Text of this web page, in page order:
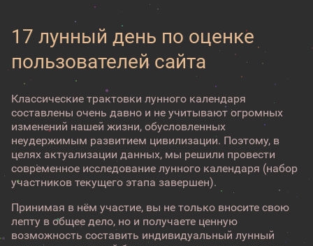
17 лунный день по оценке
пользователей сайта
Классические трактовки лунного календаря
составлены очень давно и не учитывают огромных
изменений нашей жизни, обусловленных
неудержимым развитием цивилизации. Поэтому, в
целях актуализации данных, мы решили провести
современное исследование лунного календаря (набор
участников текущего этапа завершен).
Принимая в нём участие, вы не только вносите свою
лепту в общее дело, но и получаете ценную
возможность составить индивидуальный лунный